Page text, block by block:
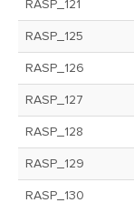
RASP_121
RASP_125
RASP_126
RASP_127
RASP_128
RASP_129
RASP_130